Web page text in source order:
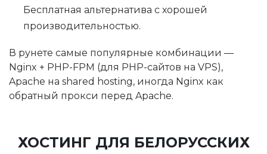
Бесплатная альтернатива с хорошей
производительностью.
В рунете самые популярные комбинации —
Nginx + PHP-FPM (для PHP-сайтов на VPS),
Apache на shared hosting, иногда Nginx как
обратный прокси перед Apache.
ХОСТИНГ ДЛЯ БЕЛОРУССКИХ